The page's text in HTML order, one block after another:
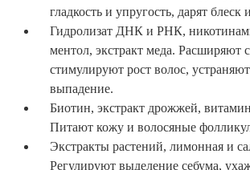
гладкость и упругость, дарят блеск
Гидролизат ДНК и РНК,
ментол, экстракт меда. Расширяют
стимулируют рост волос,
выпадение.
Биотин, экстракт дрожжей,
Питают кожу и волосяные
Экстракты растений, лимонная и
Регулируют выделение себума,